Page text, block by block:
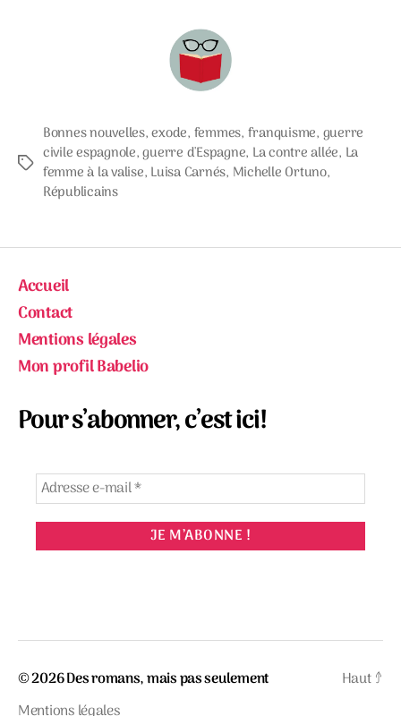
Étiquettes
Bonnes nouvelles,exode, femmes, franquisme, guerre
civile espagnole,guerre d'Espagne, La contre allée, La
femme à la valise, Luisa Carnés, Michelle Ortuno,
Républicains
Accueil
Contact
Mentions légales
Mon profil Babelio
Pour s’abonner, c’est ici!
© 2026Des romans, mais pas seulement
Haut↑